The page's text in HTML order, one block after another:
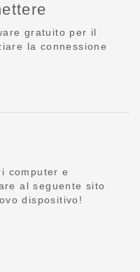
gratuito per il
la connessione
computer e
al seguente sito
dispositivo!